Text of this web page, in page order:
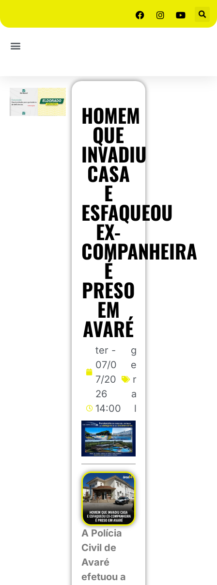
HOMEM
QUE
INVADIU
CASA
E
ESFAQUEOU
EX-
COMPANHEIRA
É
PRESO
EM
AVARÉ
ter -
07/0
7/20
26
14:00
g
e
r
a
l
A Polícia
Civil de
Avaré
efetuou a